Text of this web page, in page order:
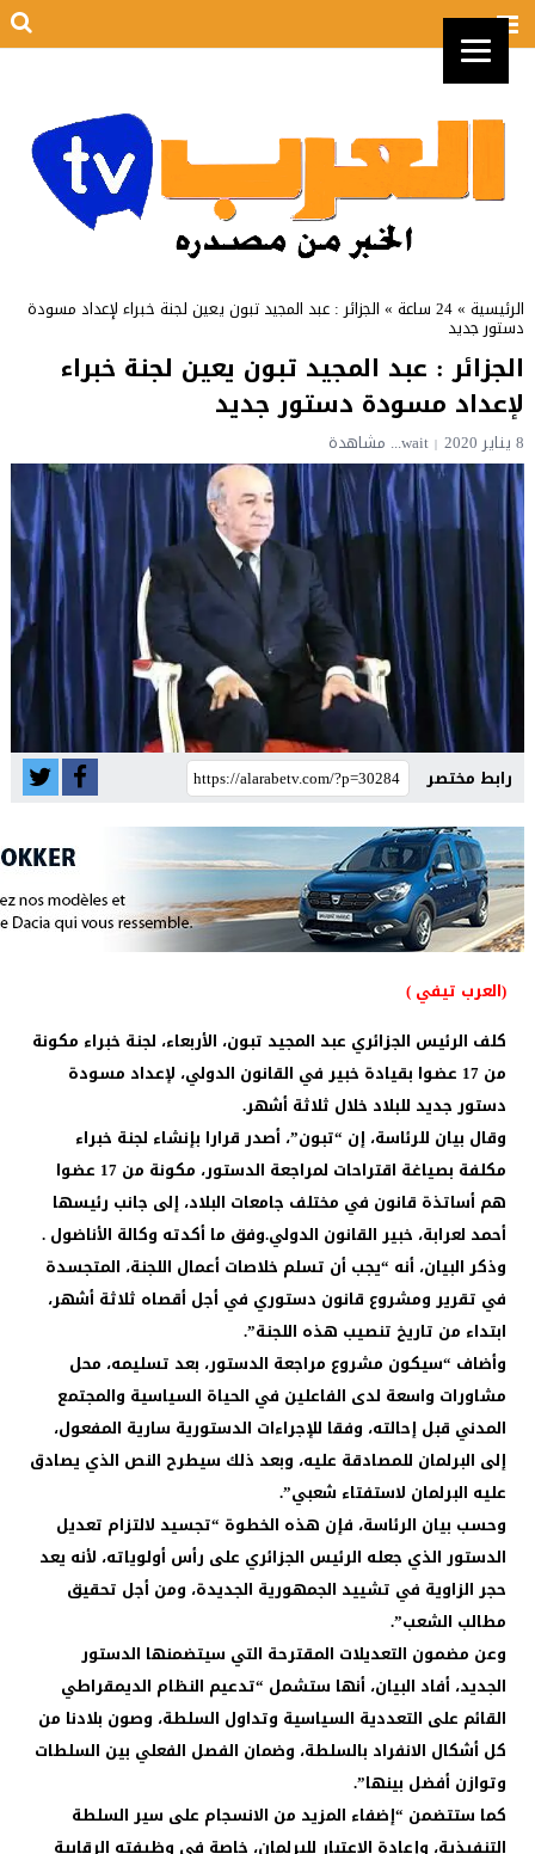
الرئيسية »24 ساعة »الجزائر : عبد المجيد تبون يعين لجنة خبراء لإعداد مسودة
دستور جديد
الجزائر : عبد المجيد تبون يعين لجنة خبراء
لإعداد مسودة دستور جديد
8 يناير 2020 wait... مشاهدة
رابط مختصر
(العرب تيفي )
كلف الرئيس الجزائري عبد المجيد تبون، الأربعاء، لجنة خبراء مكونة
من 17 عضوا بقيادة خبير في القانون الدولي، لإعداد مسودة
دستور جديد للبلاد خلال ثلاثة أشهر.
وقال بيان للرئاسة، إن “تبون”، أصدر قرارا بإنشاء لجنة خبراء
مكلفة بصياغة اقتراحات لمراجعة الدستور، مكونة من 17 عضوا
هم أساتذة قانون في مختلف جامعات البلاد، إلى جانب رئيسها
أحمد لعرابة، خبير القانون الدولي.وفق ما أكدته وكالة الأناضول .
وذكر البيان، أنه “يجب أن تسلم خلاصات أعمال اللجنة، المتجسدة
في تقرير ومشروع قانون دستوري في أجل أقصاه ثلاثة أشهر،
ابتداء من تاريخ تنصيب هذه اللجنة”.
وأضاف “سيكون مشروع مراجعة الدستور، بعد تسليمه، محل
مشاورات واسعة لدى الفاعلين في الحياة السياسية والمجتمع
المدني قبل إحالته، وفقا للإجراءات الدستورية سارية المفعول،
إلى البرلمان للمصادقة عليه، وبعد ذلك سيطرح النص الذي يصادق
عليه البرلمان لاستفتاء شعبي”.
وحسب بيان الرئاسة، فإن هذه الخطوة “تجسيد لالتزام تعديل
الدستور الذي جعله الرئيس الجزائري على رأس أولوياته، لأنه يعد
حجر الزاوية في تشييد الجمهورية الجديدة، ومن أجل تحقيق
مطالب الشعب”.
وعن مضمون التعديلات المقترحة التي سيتضمنها الدستور
الجديد، أفاد البيان، أنها ستشمل “تدعيم النظام الديمقراطي
القائم على التعددية السياسية وتداول السلطة، وصون بلادنا من
كل أشكال الانفراد بالسلطة، وضمان الفصل الفعلي بين السلطات
وتوازن أفضل بينها”.
كما ستتضمن “إضفاء المزيد من الانسجام على سير السلطة
التنفيذية، وإعادة الاعتبار للبرلمان، خاصة في وظيفته الرقابية